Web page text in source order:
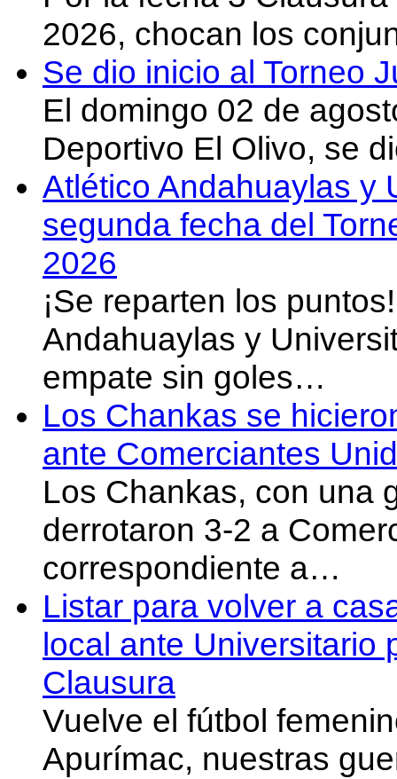
2026, chocan los
Se dio inicio al Torneo
El domingo 02 de
Deportivo El Olivo, se
Atlético Andahuaylas y
segunda fecha del
2026
¡Se reparten los
Andahuaylas y
empate sin goles…
Los Chankas se
ante Comerciantes
Los Chankas, con una
derrotaron 3-2 a
correspondiente a…
Listar para volver a
local ante Universitario
Clausura
Vuelve el fútbol
Apurímac, nuestras